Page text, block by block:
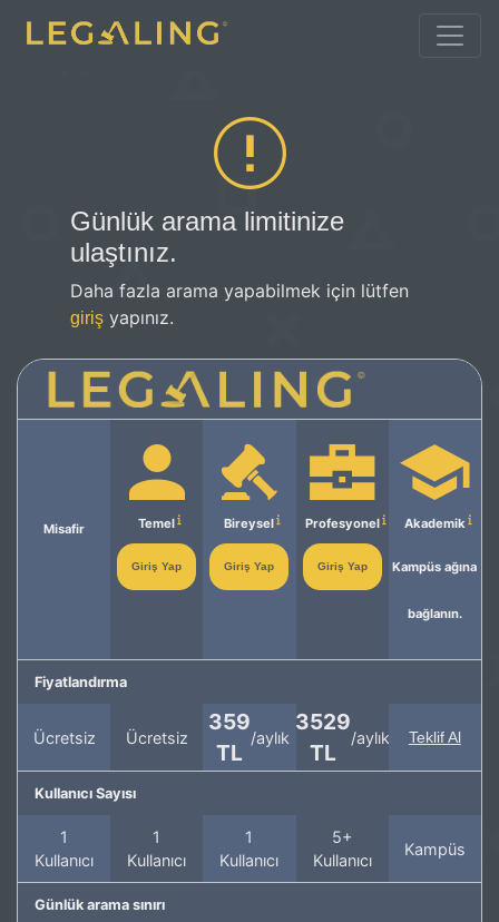
Günlük arama limitinize
ulaştınız.
Daha fazla arama yapabilmek için lütfen
giriş yapınız.
Misafir Temel
Giriş Yap
Bireysel
Giriş Yap
Profesyonel
Giriş Yap
Akademik
Kampüs ağına
bağlanın.
Fiyatlandırma
Ücretsiz Ücretsiz
359
TL
/aylık
3529
TL
/aylık Teklif Al
Kullanıcı Sayısı
1
Kullanıcı
1
Kullanıcı
1
Kullanıcı
5+
Kullanıcı
Kampüs
Günlük arama sınırı